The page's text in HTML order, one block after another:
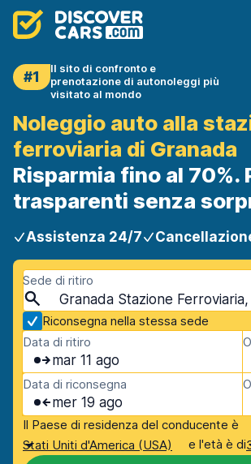
#1
Il sito di confronto e
prenotazione di autonoleggi più
visitato al mondo
Noleggio auto alla
ferroviaria di Granada
Risparmia fino al 70%.
trasparenti senza
Assistenza 24/7
Sede di ritiro
Riconsegna nella stessa sede
Data di ritiro
mar 11 ago
Data di riconsegna
mer 19 ago
Il Paese di residenza del conducente è
Stati Uniti d'America (USA)
e l'età è di